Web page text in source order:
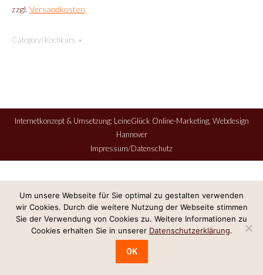
zzgl. Versandkosten
Category: Kochkurs
Internetkonzept & Umsetzung: LeineGlück Online-Marketing, Webdesign
Hannover
Impressum/Datenschutz
Um unsere Webseite für Sie optimal zu gestalten verwenden
wir Cookies. Durch die weitere Nutzung der Webseite stimmen
Sie der Verwendung von Cookies zu. Weitere Informationen zu
Cookies erhalten Sie in unserer Datenschutzerklärung.
OK